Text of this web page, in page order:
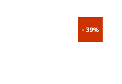
- 39%